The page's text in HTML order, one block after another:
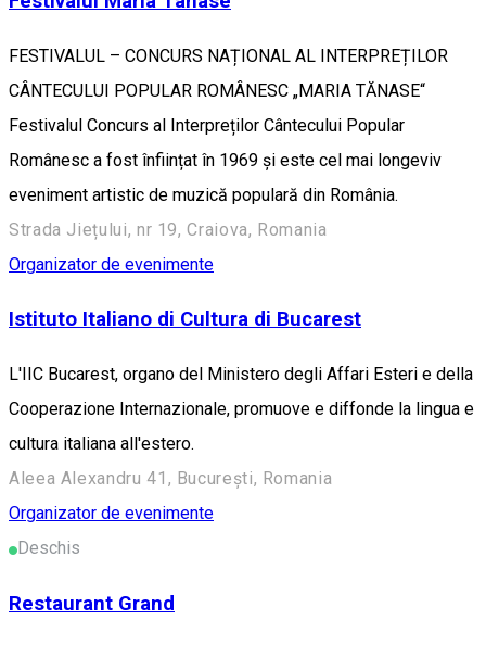
FESTIVALUL – CONCURS NAȚIONAL AL INTERPREȚILOR
CÂNTECULUI POPULAR ROMÂNESC „MARIA TĂNASE“
Festivalul Concurs al Interpreților Cântecului Popular
Românesc a fost înființat în 1969 și este cel mai longeviv
eveniment artistic de muzică populară din România.
Strada Jiețului, nr 19, Craiova, Romania
Organizator de evenimente
Istituto Italiano di Cultura di Bucarest
L'IIC Bucarest, organo del Ministero degli Affari Esteri e della
Cooperazione Internazionale, promuove e diffonde la lingua e
cultura italiana all'estero.
Aleea Alexandru 41, București, Romania
Organizator de evenimente
Deschis
Restaurant Grand